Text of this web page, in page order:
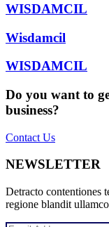
WISDAMCIL
Wisdamcil
WISDAMCIL
Do you want to
business?
Contact Us
NEWSLETTER
Detracto contentiones
regione blandit